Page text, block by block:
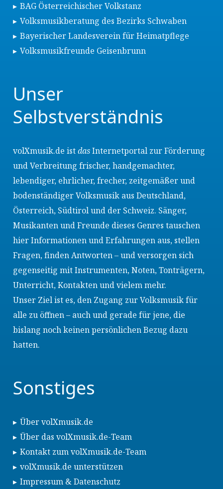
BAG Österreichischer Volkstanz
Volksmusikberatung des Bezirks Schwaben
Bayerischer Landesverein für Heimatpflege
Volksmusikfreunde Geisenbrunn
Unser
Selbstverständnis
volXmusik.de istdasInternetportal zur Förderung
und Verbreitung frischer, handgemachter,
lebendiger, ehrlicher, frecher, zeitgemäßer und
bodenständiger Volksmusik aus Deutschland,
Österreich, Südtirol und der Schweiz. Sänger,
Musikanten und Freunde dieses Genres tauschen
hier Informationen und Erfahrungen aus, stellen
Fragen, finden Antworten – und versorgen sich
gegenseitig mit Instrumenten, Noten, Tonträgern,
Unterricht, Kontakten und vielem mehr.
Unser Ziel ist es, den Zugang zur Volksmusik für
alle zu öffnen – auch und gerade für jene, die
bislang noch keinen persönlichen Bezug dazu
hatten.
Sonstiges
Über volXmusik.de
Über das volXmusik.de-Team
Kontakt zum volXmusik.de-Team
volXmusik.de unterstützen
Impressum & Datenschutz